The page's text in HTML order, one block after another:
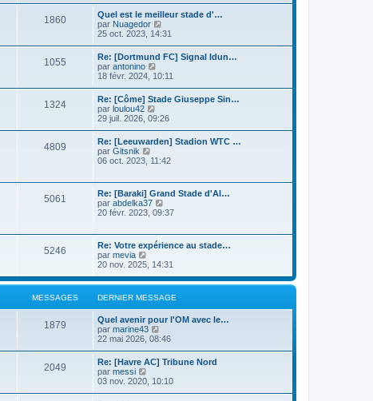
e
d
e
r
n
i
e
r
m
e
s
s
a
g
e
u
l
t
e
r
l
d
e
r
n
i
e
r
m
s
a
g
e
1860
Quel est le meilleur stade d'…
par Nuagedor
o
s
u
t
e
r
e
d
e
r
n
i
r
m
e
s
a
g
25 oct. 2023, 14:31
1055
Re: [Dortmund FC] Signal Idun…
par antonino
o
u
t
e
r
e
e
r
n
i
e
m
e
s
a
g
e
18 févr. 2024, 10:11
1324
Re: [Côme] Stade Giuseppe Sin…
par loulou42
o
s
u
l
t
r
l
e
d
r
n
i
e
r
m
s
s
a
g
e
29 juil. 2026, 09:26
4809
Re: [Leeuwarden] Stadion WTC …
par Gitsnik
o
u
l
t
e
l
e
e
r
n
i
e
r
m
e
s
s
a
e
06 oct. 2023, 11:42
5061
Re: [Baraki] Grand Stade d'Al…
par abdelka37
o
l
t
e
r
l
e
d
e
n
e
r
e
s
20 févr. 2023, 09:37
5246
Re: Votre expérience au stade…
par mevia
s
l
t
e
r
e
d
n
i
20 nov. 2025, 14:31
MESSAGES DERNIER MESSAGE
1879
Quel avenir pour l'OM avec le…
par marine43
o
s
u
l
t
e
22 mai 2026, 08:46
2049
Re: [Havre AC] Tribune Nord
par messi
03 nov. 2020, 10:10